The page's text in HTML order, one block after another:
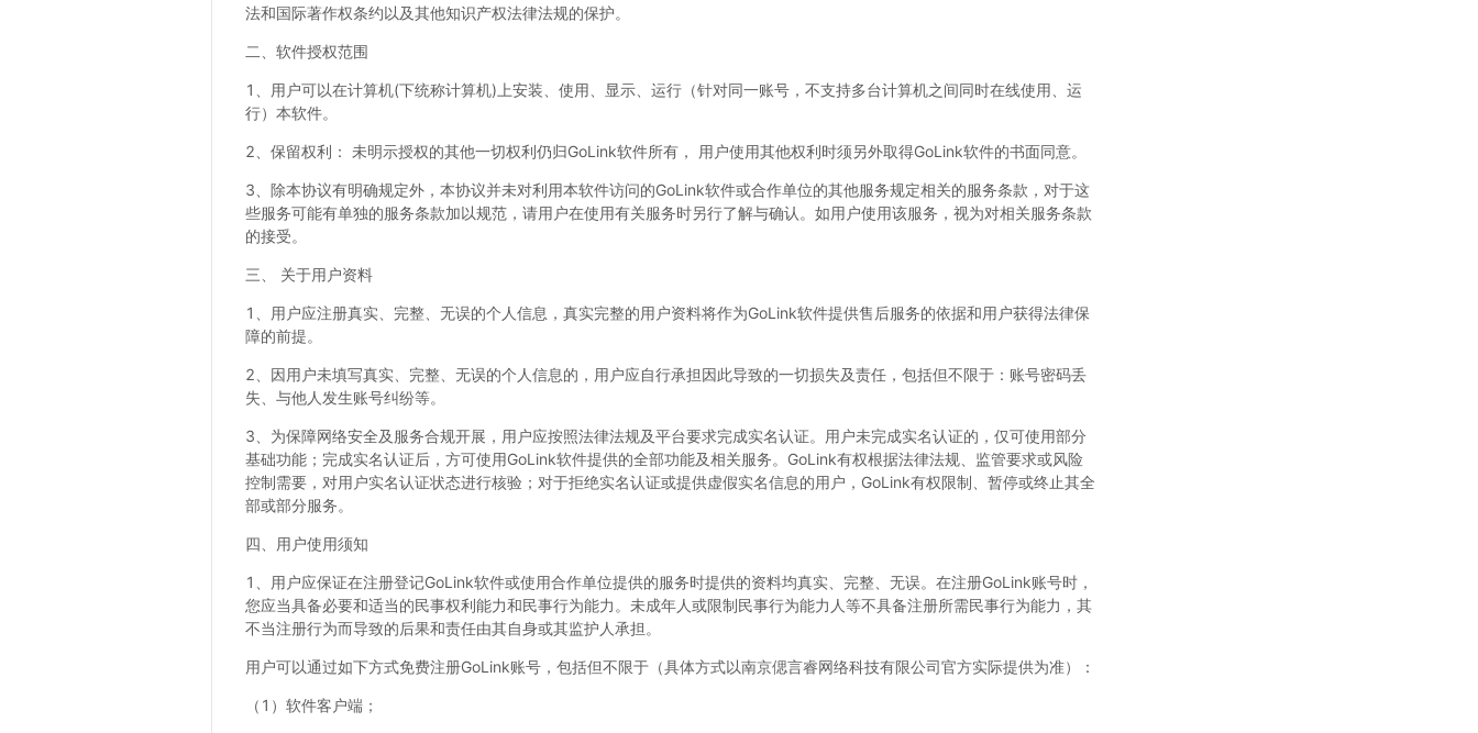
法和国际著作权条约以及其他知识产权法律法规的保护。
二、软件授权范围
1、用户可以在计算机(下统称计算机)上安装、使用、显示、运行（针对同一账号，不支持多台计算机之间同时在线使用、运
行）本软件。
2、保留权利： 未明示授权的其他一切权利仍归GoLink软件所有， 用户使用其他权利时须另外取得GoLink软件的书面同意。
3、除本协议有明确规定外，本协议并未对利用本软件访问的GoLink软件或合作单位的其他服务规定相关的服务条款，对于这
些服务可能有单独的服务条款加以规范，请用户在使用有关服务时另行了解与确认。如用户使用该服务，视为对相关服务条款
的接受。
三、 关于用户资料
1、用户应注册真实、完整、无误的个人信息，真实完整的用户资料将作为GoLink软件提供售后服务的依据和用户获得法律保
障的前提。
2、因用户未填写真实、完整、无误的个人信息的，用户应自行承担因此导致的一切损失及责任，包括但不限于：账号密码丢
失、与他人发生账号纠纷等。
3、为保障网络安全及服务合规开展，用户应按照法律法规及平台要求完成实名认证。用户未完成实名认证的，仅可使用部分
基础功能；完成实名认证后，方可使用GoLink软件提供的全部功能及相关服务。GoLink有权根据法律法规、监管要求或风险
控制需要，对用户实名认证状态进行核验；对于拒绝实名认证或提供虚假实名信息的用户，GoLink有权限制、暂停或终止其全
部或部分服务。
四、用户使用须知
1、用户应保证在注册登记GoLink软件或使用合作单位提供的服务时提供的资料均真实、完整、无误。在注册GoLink账号时，
您应当具备必要和适当的民事权利能力和民事行为能力。未成年人或限制民事行为能力人等不具备注册所需民事行为能力，其
不当注册行为而导致的后果和责任由其自身或其监护人承担。
用户可以通过如下方式免费注册GoLink账号，包括但不限于（具体方式以南京偲言睿网络科技有限公司官方实际提供为准）：
（1）软件客户端；